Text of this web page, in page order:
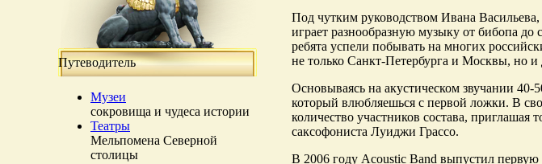
Путеводитель
Музеи
сокровища и чудеса истории
Театры
Мельпомена Северной
столицы
Под чутким руководством Ивана
играет разнообразную музыку от бибопа до
ребята успели побывать на многих
не только Санкт-Петербурга и Москвы, но
Основываясь на акустическом звучании
который влюбляешься с первой ложки. В
количество участников состава,
саксофониста Луиджи Грассо.
В 2006 году Acoustic Band выпустил